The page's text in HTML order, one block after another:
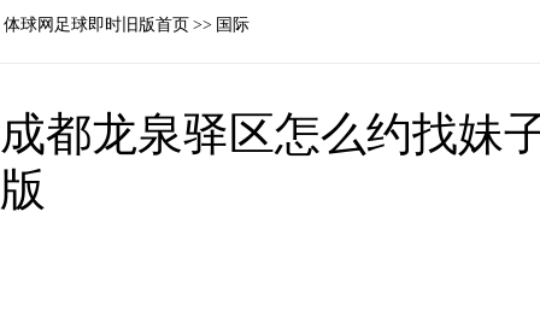
体球网足球即时旧版首页 >> 国际
成都龙泉驿区怎么约找妹
版